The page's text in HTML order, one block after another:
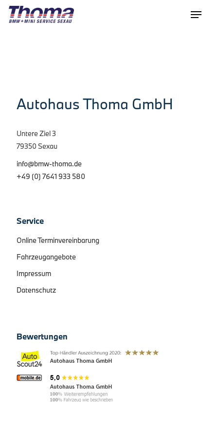
Autohaus Thoma GmbH
Untere Ziel 3
79350 Sexau
info@bmw-thoma.de
+49 (0) 7641 933 580
Service
Online Terminvereinbarung
Fahrzeugangebote
Impressum
Datenschutz
Bewertungen